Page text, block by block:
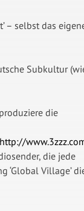
– selbst das
Subkultur
die
http://
die jede
‘Global Village’